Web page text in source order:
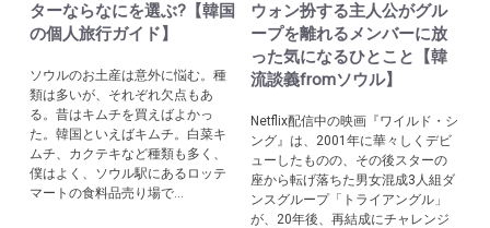
ターならなにを選ぶ?【韓国
の個人旅行ガイド】
ソウルのお土産は意外に悩む。種
類は多いが、それぞれ欠点もあ
る。昔はキムチを買えばよかっ
た。韓国といえばキムチ。白菜キ
ムチ、カクテキなど種類も多く、
僕はよく、ソウル駅にあるロッテ
マートの食料品売り場で...
ウォン扮する主人公がグル
ープを離れるメンバーに放
った気になるひとこと【韓
流談義fromソウル】
Netflix配信中の映画『ワイルド・シ
ング』は、2001年に華々しくデビ
ューしたものの、その後スターの
座から転げ落ちた男女混成3人組ダ
ンスグループ「トライアングル」
が、20年後、再結成にチャレンジ